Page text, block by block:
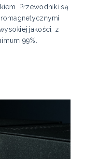
Przewodniki są
jakości, z
99%.